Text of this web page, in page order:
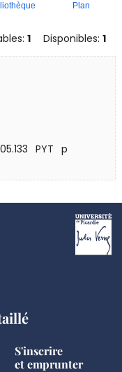
Plan
1 Disponibles:1
PYT p
S'inscrire
et emprunter